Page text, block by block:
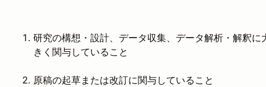
研究の構想・設計、データ収集、データ解析・解釈に
きく関与していること
原稿の起草または改訂に関与していること